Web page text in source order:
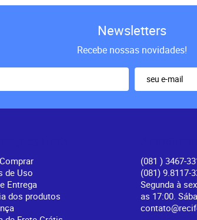
Newsletters
Recebe nossas novidades!
de Uso
Entrega
dos produtos
(081 ) 3467-
(081) 9.8117-
Segunda à
as 17:00.